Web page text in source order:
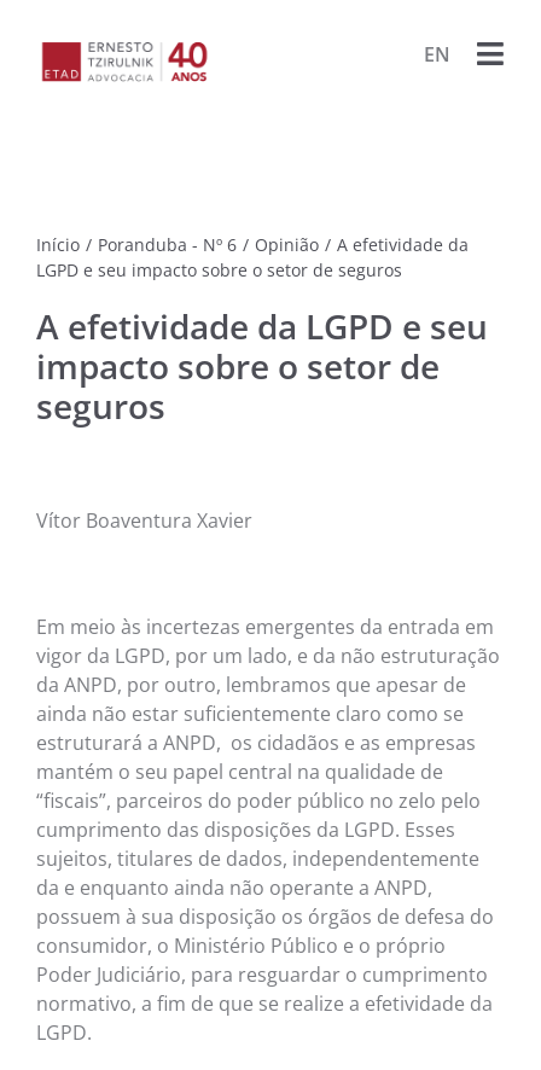
EN
Início / Poranduba - Nº 6 / Opinião / A efetividade da
LGPD e seu impacto sobre o setor de seguros
A efetividade da LGPD e seu
impacto sobre o setor de
seguros
Vítor Boaventura Xavier
Em meio às incertezas emergentes da entrada em
vigor da LGPD, por um lado, e da não estruturação
da ANPD, por outro, lembramos que apesar de
ainda não estar suficientemente claro como se
estruturará a ANPD, os cidadãos e as empresas
mantém o seu papel central na qualidade de
“fiscais”, parceiros do poder público no zelo pelo
cumprimento das disposições da LGPD. Esses
sujeitos, titulares de dados, independentemente
da e enquanto ainda não operante a ANPD,
possuem à sua disposição os órgãos de defesa do
consumidor, o Ministério Público e o próprio
Poder Judiciário, para resguardar o cumprimento
normativo, a fim de que se realize a efetividade da
LGPD.